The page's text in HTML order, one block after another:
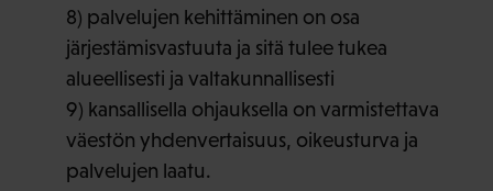
8) palvelujen kehittäminen on osa
järjestämisvastuuta ja sitä tulee tukea
alueellisesti ja valtakunnallisesti
9) kansallisella ohjauksella on varmistettava
väestön yhdenvertaisuus, oikeusturva ja
palvelujen laatu.